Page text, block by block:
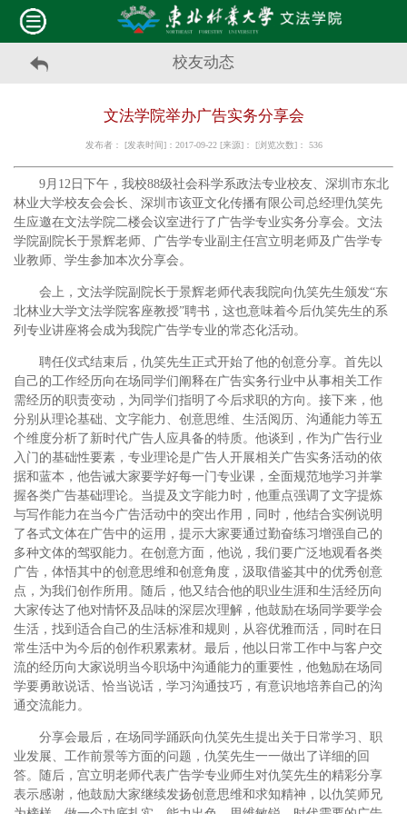
校友动态
文法学院举办广告实务分享会
发布者： [发表时间]：2017-09-22 [来源]： [浏览次数]： 536
9月12日下午，我校88级社会科学系政法专业校友、深圳市东北
林业大学校友会会长、深圳市该亚文化传播有限公司总经理仇笑先
生应邀在文法学院二楼会议室进行了广告学专业实务分享会。文法
学院副院长于景辉老师、广告学专业副主任宫立明老师及广告学专
业教师、学生参加本次分享会。
会上，文法学院副院长于景辉老师代表我院向仇笑先生颁发“东
北林业大学文法学院客座教授”聘书，这也意味着今后仇笑先生的系
列专业讲座将会成为我院广告学专业的常态化活动。
聘任仪式结束后，仇笑先生正式开始了他的创意分享。首先以
自己的工作经历向在场同学们阐释在广告实务行业中从事相关工作
需经历的职责变动，为同学们指明了今后求职的方向。接下来，他
分别从理论基础、文字能力、创意思维、生活阅历、沟通能力等五
个维度分析了新时代广告人应具备的特质。他谈到，作为广告行业
入门的基础性要素，专业理论是广告人开展相关广告实务活动的依
据和蓝本，他告诫大家要学好每一门专业课，全面规范地学习并掌
握各类广告基础理论。当提及文字能力时，他重点强调了文字提炼
与写作能力在当今广告活动中的突出作用，同时，他结合实例说明
了各式文体在广告中的运用，提示大家要通过勤奋练习增强自己的
多种文体的驾驭能力。在创意方面，他说，我们要广泛地观看各类
广告，体悟其中的创意思维和创意角度，汲取借鉴其中的优秀创意
点，为我们创作所用。随后，他又结合他的职业生涯和生活经历向
大家传达了他对情怀及品味的深层次理解，他鼓励在场同学要学会
生活，找到适合自己的生活标准和规则，从容优雅而活，同时在日
常生活中为今后的创作积累素材。最后，他以日常工作中与客户交
流的经历向大家说明当今职场中沟通能力的重要性，他勉励在场同
学要勇敢说话、恰当说话，学习沟通技巧，有意识地培养自己的沟
通交流能力。
分享会最后，在场同学踊跃向仇笑先生提出关于日常学习、职
业发展、工作前景等方面的问题，仇笑先生一一做出了详细的回
答。随后，宫立明老师代表广告学专业师生对仇笑先生的精彩分享
表示感谢，他鼓励大家继续发扬创意思维和求知精神，以仇笑师兄